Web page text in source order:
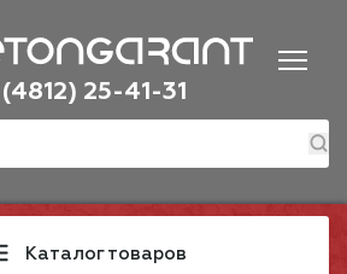
25-41-31
Каталог товаров